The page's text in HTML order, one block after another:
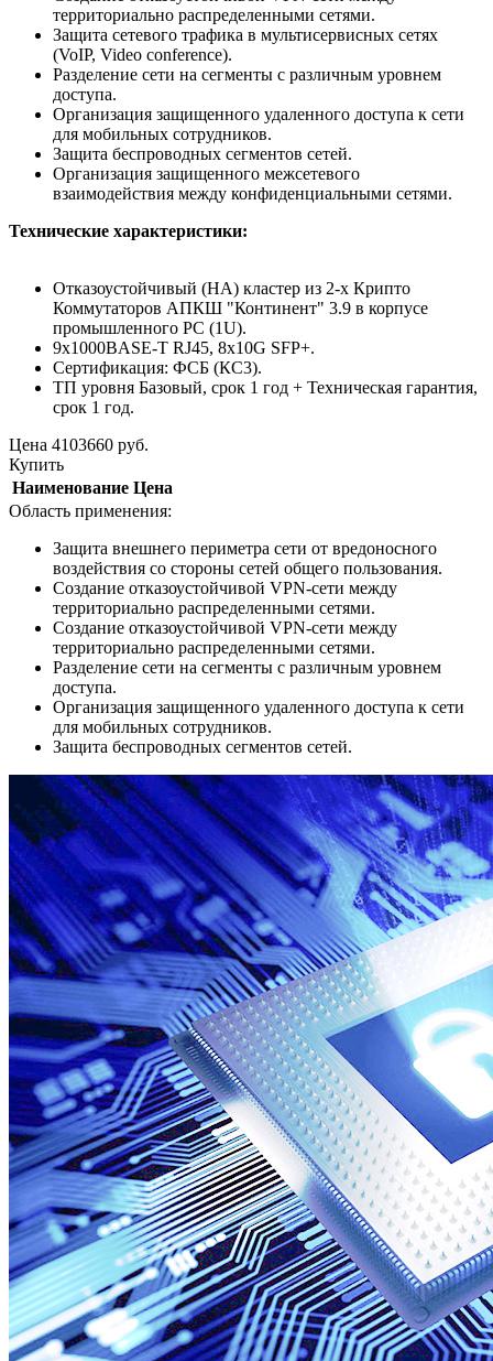
территориально распределенными сетями.
Защита сетевого трафика в мультисервисных сетях
(VoIP, Video conference).
Разделение сети на сегменты с различным уровнем
доступа.
Организация защищенного удаленного доступа к сети
для мобильных сотрудников.
Защита беспроводных сегментов сетей.
Организация защищенного межсетевого
взаимодействия между конфиденциальными сетями.
Технические характеристики:
Отказоустойчивый (HA) кластер из 2-х Крипто
Коммутаторов АПКШ "Континент" 3.9 в корпусе
промышленного PC (1U).
9x1000BASE-T RJ45, 8x10G SFP+.
Сертификация: ФСБ (КС3).
ТП уровня Базовый, срок 1 год + Техническая гарантия,
срок 1 год.
Цена 4103660 руб.
Купить
Наименование Цена
Область применения:
Защита внешнего периметра сети от вредоносного
воздействия со стороны сетей общего пользования.
Создание отказоустойчивой VPN-сети между
территориально распределенными сетями.
Создание отказоустойчивой VPN-сети между
территориально распределенными сетями.
Разделение сети на сегменты с различным уровнем
доступа.
Организация защищенного удаленного доступа к сети
для мобильных сотрудников.
Защита беспроводных сегментов сетей.